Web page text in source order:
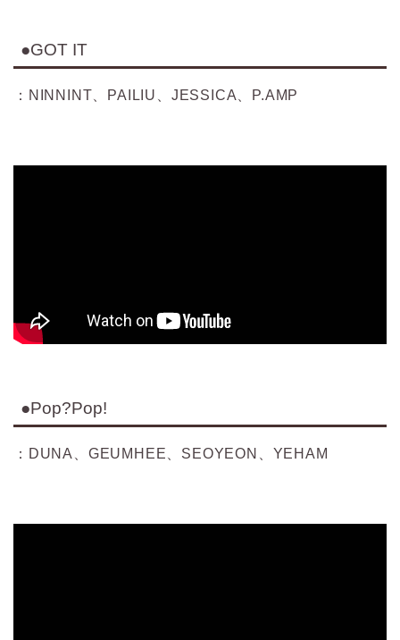
●GOT IT
：NINNINT、PAILIU、JESSICA、P.AMP
●Pop?Pop!
：DUNA、GEUMHEE、SEOYEON、YEHAM